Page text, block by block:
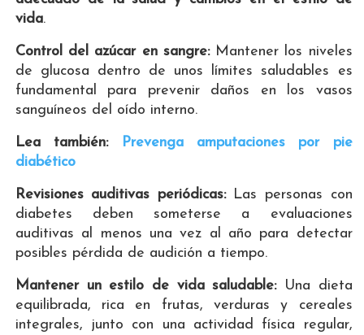
vida.
Control del azúcar en sangre:Mantener los niveles
de glucosa dentro de unos límites saludables es
fundamental para prevenir daños en los vasos
sanguíneos del oído interno.
Lea también:
Prevenga amputaciones por pie
diabético
Revisiones auditivas periódicas:Las personas con
diabetes deben someterse a evaluaciones
auditivas al menos una vez al año para detectar
posibles pérdida de audición a tiempo.
Mantener un estilo de vida saludable:Una dieta
equilibrada, rica en frutas, verduras y cereales
integrales, junto con una actividad física regular,